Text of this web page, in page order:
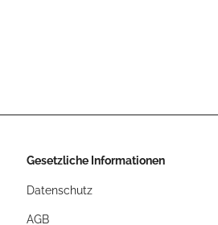
Gesetzliche Informationen
Datenschutz
AGB